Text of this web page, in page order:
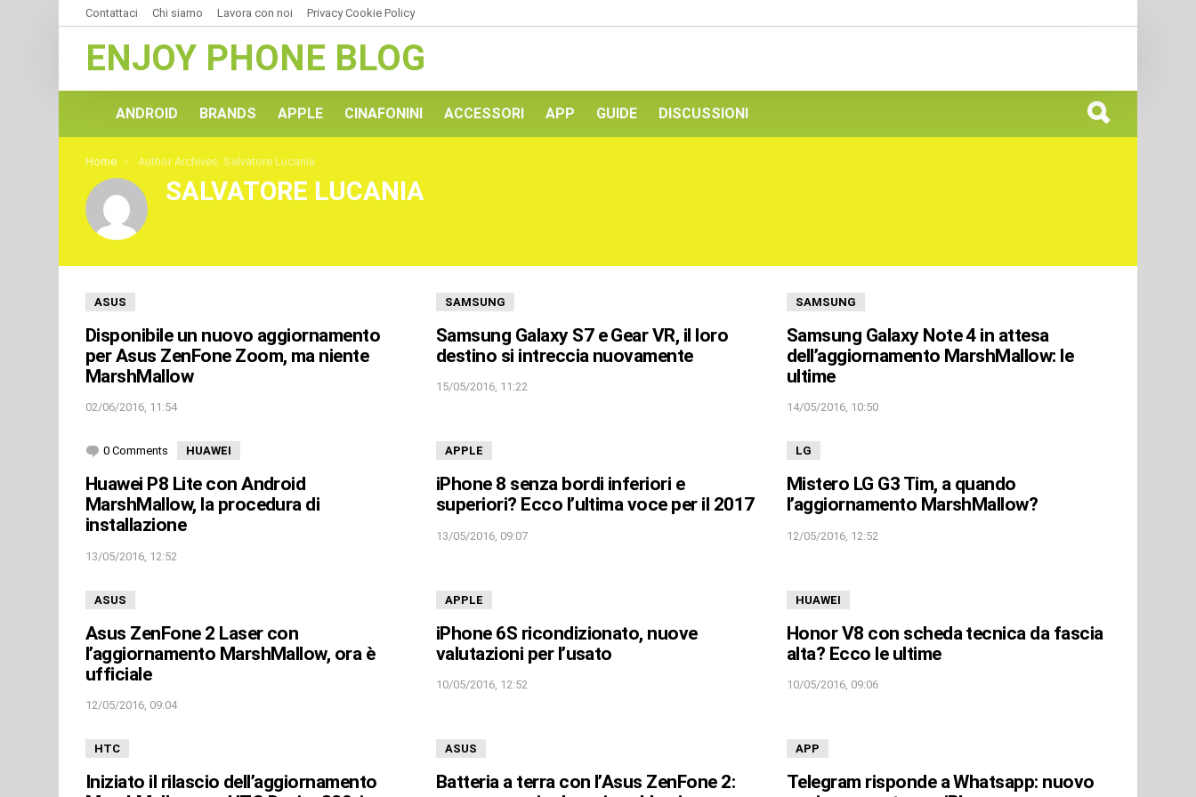
Contattaci Chi siamo Lavora con noi Privacy Cookie Policy
ENJOY PHONE BLOG
ANDROID BRANDS APPLE CINAFONINI ACCESSORI APP GUIDE DISCUSSIONI
You are here:
Home Author Archives: Salvatore Lucania
SALVATORE LUCANIA
ULTIMI
ASUS
Disponibile un nuovo aggiornamento
per Asus ZenFone Zoom, ma niente
MarshMallow
02/06/2016, 11:54
SAMSUNG
Samsung Galaxy S7 e Gear VR, il loro
destino si intreccia nuovamente
15/05/2016, 11:22
SAMSUNG
Samsung Galaxy Note 4 in attesa
dell’aggiornamento MarshMallow: le
ultime
14/05/2016, 10:50
0 Comments HUAWEI
Huawei P8 Lite con Android
MarshMallow, la procedura di
installazione
13/05/2016, 12:52
APPLE
iPhone 8 senza bordi inferiori e
superiori? Ecco l’ultima voce per il 2017
13/05/2016, 09:07
LG
Mistero LG G3 Tim, a quando
l’aggiornamento MarshMallow?
12/05/2016, 12:52
ASUS
Asus ZenFone 2 Laser con
l’aggiornamento MarshMallow, ora è
ufficiale
12/05/2016, 09:04
APPLE
iPhone 6S ricondizionato, nuove
valutazioni per l’usato
10/05/2016, 12:52
HUAWEI
Honor V8 con scheda tecnica da fascia
alta? Ecco le ultime
10/05/2016, 09:06
HTC
Iniziato il rilascio dell’aggiornamento
ASUS
Batteria a terra con l’Asus ZenFone 2:
APP
Telegram risponde a Whatsapp: nuovo